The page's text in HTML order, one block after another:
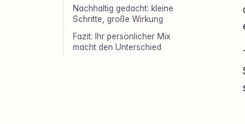
Nachhaltig gedacht: kleine
Schritte, große Wirkung
Fazit: Ihr persönlicher Mix
macht den Unterschied